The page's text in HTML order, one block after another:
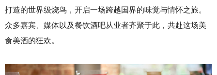
打造的世界级烧鸟，开启一场跨越国界的味觉与情怀之旅。
众多嘉宾、媒体以及餐饮酒吧从业者齐聚于此，共赴这场美
食美酒的狂欢。